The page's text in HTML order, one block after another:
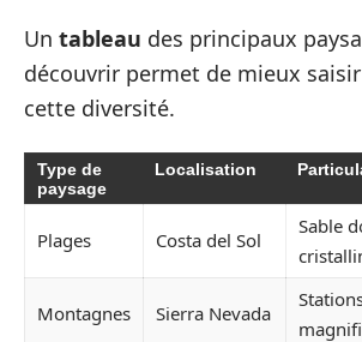
Un tableau des principaux
découvrir permet de mieux saisir
cette diversité.
Type de
paysage
Localisation
Plages Costa del Sol
Sable
Montagnes Sierra Nevada